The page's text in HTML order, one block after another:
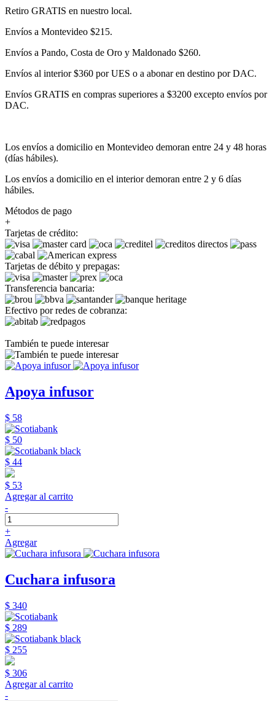
Retiro GRATIS en nuestro local.
Envíos a Montevideo $215.
Envíos a Pando, Costa de Oro y Maldonado $260.
Envíos al interior $360 por UES o a abonar en destino por DAC.
Envíos GRATIS en compras superiores a $3200 excepto envíos por
DAC.
Los envíos a domicilio en Montevideo demoran entre 24 y 48 horas
(días hábiles).
Los envíos a domicilio en el interior demoran entre 2 y 6 días
hábiles.
Métodos de pago
+
Tarjetas de crédito:
Tarjetas de débito y prepagas:
Transferencia bancaria:
Efectivo por redes de cobranza:
También te puede interesar
Apoya infusor
$ 58
$ 50
$ 44
$ 53
Agregar al carrito
-
+
Agregar
Cuchara infusora
$ 340
$ 289
$ 255
$ 306
Agregar al carrito
-